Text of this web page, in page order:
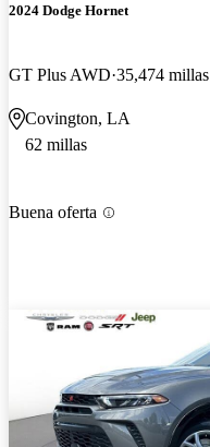
2024 Dodge Hornet
GT Plus AWD 35,474 millas
Covington, LA
62 millas
Buena oferta